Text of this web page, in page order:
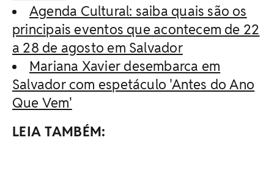
Agenda Cultural: saiba quais são os
principais eventos que acontecem de 22
a 28 de agosto em Salvador
Mariana Xavier desembarca em
Salvador com espetáculo 'Antes do Ano
Que Vem'
LEIA TAMBÉM: